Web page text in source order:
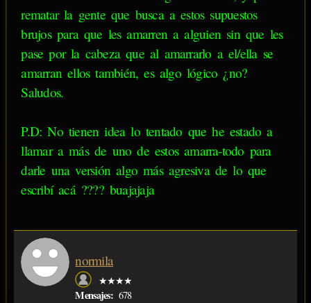
rematar la gente que busca a estos supuestos
brujos para que les amarren a alguien sin que les
pase por la cabeza que al amarrarlo a el/ella se
amarran ellos también, es algo lógico ¿no?
Saludos.
P.D: No tienen idea lo tentado que he estado a
llamar a más de uno de estos amarra-todo para
darle una versión algo más agresiva de lo que
escribí acá ???? buajajaja
normila
★★★★
Mensajes: 678